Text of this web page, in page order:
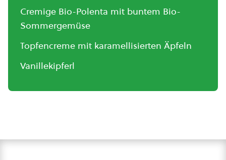
Cremige Bio-Polenta mit buntem Bio-
Sommergemüse
Topfencreme mit karamellisierten Äpfeln
Vanillekipferl